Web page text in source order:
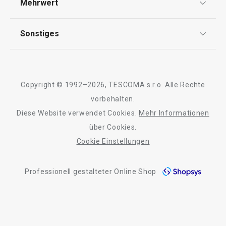
Outdoor-Aktivitäten
Impressum
Rückgabe von Waren/Reklamation
Mehrwert
Sonstiges
Barrierefreiheit
Copyright © 1992–2026, TESCOMA s.r.o. Alle Rechte
vorbehalten.
Diese Website verwendet Cookies.Mehr Informationen
über Cookies.
Cookie Einstellungen
Professionell gestalteter Online Shop